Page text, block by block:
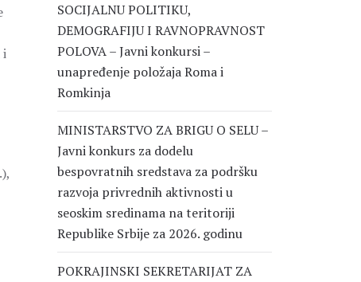
i
SOCIJALNU POLITIKU,
DEMOGRAFIJU I RAVNOPRAVNOST
POLOVA – Javni konkursi –
unapređenje položaja Roma i
Romkinja
MINISTARSTVO ZA BRIGU O SELU –
Javni konkurs za dodelu
bespovratnih sredstava za podršku
razvoja privrednih aktivnosti u
seoskim sredinama na teritoriji
Republike Srbije za 2026. godinu
POKRAJINSKI SEKRETARIJAT ZA